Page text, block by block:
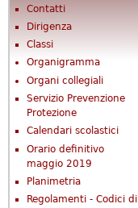
Contatti
Dirigenza
Classi
Organigramma
Organi collegiali
Servizio Prevenzione
Protezione
Calendari scolastici
Orario definitivo
maggio 2019
Planimetria
Regolamenti - Codici di